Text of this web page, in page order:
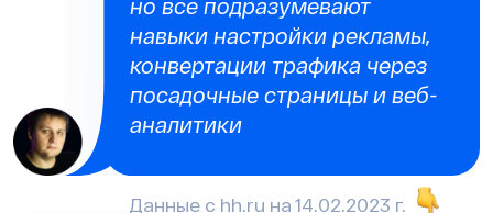
но все подразумевают
навыки настройки рекламы,
конвертации трафика через
посадочные страницы и веб-
аналитики
Данные с hh.ru на 14.02.2023 г.